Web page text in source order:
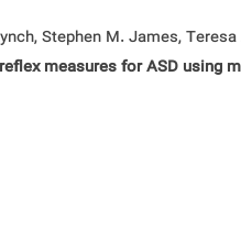
Stephen M. James,
measures for ASD using